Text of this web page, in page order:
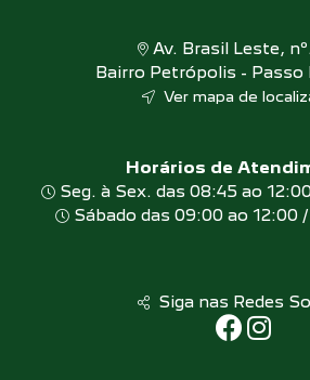
Av. Brasil Leste,
Bairro Petrópolis - Passo
Ver mapa de
Horários de
Seg. à Sex. das 08:45 ao
Sábado das 09:00 ao 12:00
Siga nas Redes